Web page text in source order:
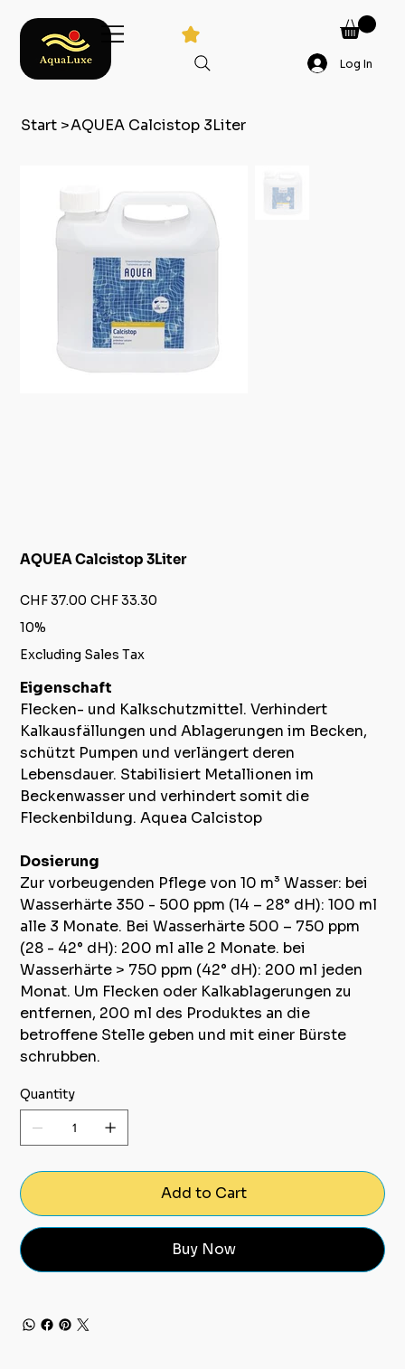
Log In
Start >AQUEA Calcistop 3Liter
AQUEA Calcistop 3Liter
Original
price
CHF 37.00
Sale
price
CHF 33.30
10%
Excluding Sales Tax
Eigenschaft
Flecken- und Kalkschutzmittel. Verhindert
Kalkausfällungen und Ablagerungen im Becken,
schützt Pumpen und verlängert deren
Lebensdauer. Stabilisiert Metallionen im
Beckenwasser und verhindert somit die
Fleckenbildung. Aquea Calcistop
Dosierung
Zur vorbeugenden Pflege von 10 m³ Wasser: bei
Wasserhärte 350 - 500 ppm (14 – 28° dH): 100 ml
alle 3 Monate. Bei Wasserhärte 500 – 750 ppm
(28 - 42° dH): 200 ml alle 2 Monate. bei
Wasserhärte > 750 ppm (42° dH): 200 ml jeden
Monat. Um Flecken oder Kalkablagerungen zu
entfernen, 200 ml des Produktes an die
betroffene Stelle geben und mit einer Bürste
schrubben.
Quantity
Add to Cart
Buy Now